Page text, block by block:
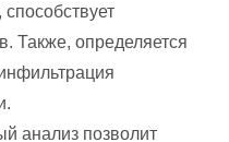
Также, определяется
анализ позволит